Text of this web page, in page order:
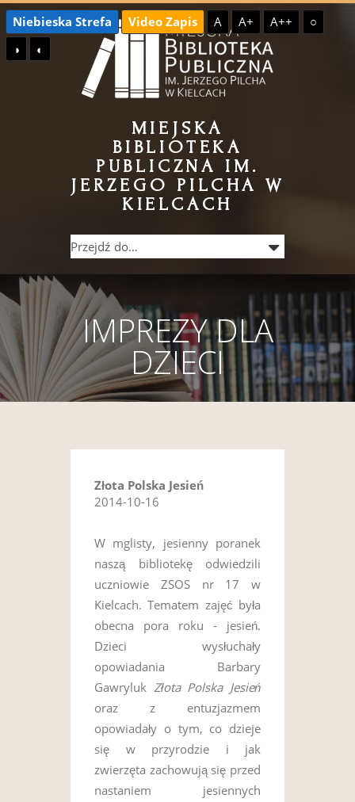
Przejdź
do
treści
Przejdź
do
menu
Niebieska Strefa Video Zapis A A+ A++
○
◑
◐
MIEJSKA
BIBLIOTEKA
PUBLICZNA IM.
JERZEGO PILCHA W
KIELCACH
IMPREZY DLA
DZIECI
Złota Polska Jesień
2014-10-16
W mglisty, jesienny poranek
naszą bibliotekę odwiedzili
uczniowie ZSOS nr 17 w
Kielcach. Tematem zajęć była
obecna pora roku - jesień.
Dzieci wysłuchały
opowiadania Barbary
Gawryluk Złota Polska Jesień
oraz z entuzjazmem
opowiadały o tym, co dzieje
się w przyrodzie i jak
zwierzęta zachowują się przed
nastaniem jesiennych